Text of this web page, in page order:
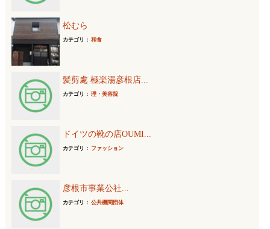
松むら
カテゴリ： 和食
髪剪處 極楽湯彦根店...
カテゴリ： 理・美容院
ドイツの靴の店OUMI...
カテゴリ： ファッション
彦根市事業公社...
カテゴリ： 公共機関団体